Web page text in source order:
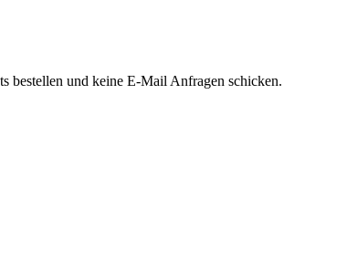
bestellen und keine E-Mail Anfragen schicken.